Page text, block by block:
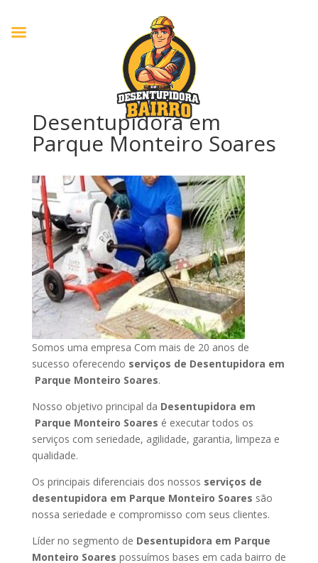
Desentupidora em
Parque Monteiro Soares
Somos uma empresa Com mais de 20 anos de
sucesso oferecendo serviços de Desentupidora em
Parque Monteiro Soares.
Nosso objetivo principal da Desentupidora em
Parque Monteiro Soares é executar todos os
serviços com seriedade, agilidade, garantia, limpeza e
qualidade.
Os principais diferenciais dos nossos serviços de
desentupidora em Parque Monteiro Soares são
nossa seriedade e compromisso com seus clientes.
Líder no segmento de Desentupidora em Parque
Monteiro Soares possuímos bases em cada bairro de